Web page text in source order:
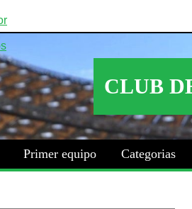
Primer equipo Categorias